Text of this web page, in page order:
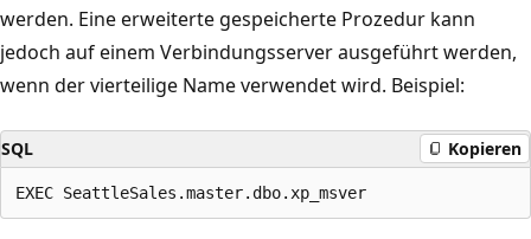
werden. Eine erweiterte gespeicherte Prozedur kann
jedoch auf einem Verbindungsserver ausgeführt werden,
wenn der vierteilige Name verwendet wird. Beispiel:
SQL Kopieren